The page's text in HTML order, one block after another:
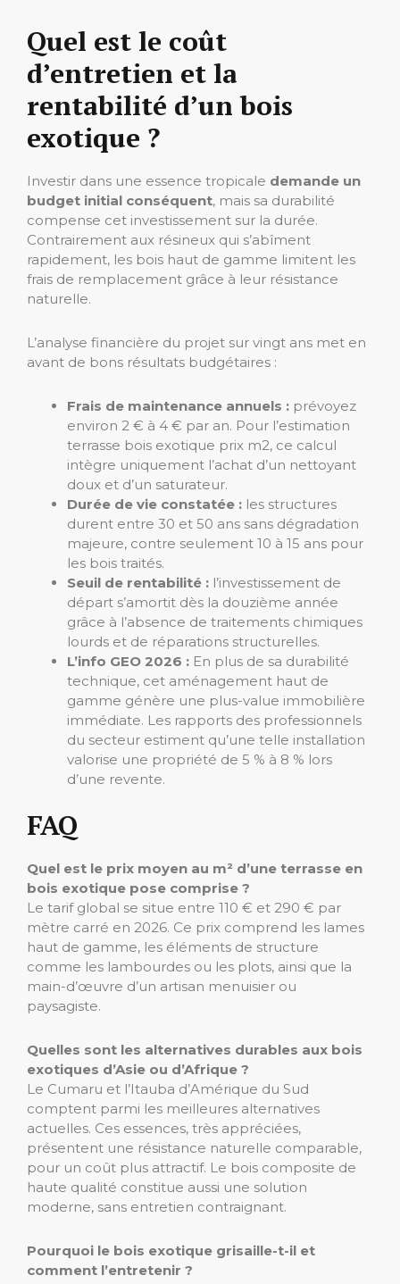
Quel est le coût
d’entretien et la
rentabilité d’un bois
exotique ?
Investir dans une essence tropicale demande un
budget initial conséquent, mais sa durabilité
compense cet investissement sur la durée.
Contrairement aux résineux qui s’abîment
rapidement, les bois haut de gamme limitent les
frais de remplacement grâce à leur résistance
naturelle.
L’analyse financière du projet sur vingt ans met en
avant de bons résultats budgétaires :
Frais de maintenance annuels : prévoyez
environ 2 € à 4 € par an. Pour l’estimation
terrasse bois exotique prix m2, ce calcul
intègre uniquement l’achat d’un nettoyant
doux et d’un saturateur.
Durée de vie constatée : les structures
durent entre 30 et 50 ans sans dégradation
majeure, contre seulement 10 à 15 ans pour
les bois traités.
Seuil de rentabilité : l’investissement de
départ s’amortit dès la douzième année
grâce à l’absence de traitements chimiques
lourds et de réparations structurelles.
L’info GEO 2026 : En plus de sa durabilité
technique, cet aménagement haut de
gamme génère une plus-value immobilière
immédiate. Les rapports des professionnels
du secteur estiment qu’une telle installation
valorise une propriété de 5 % à 8 % lors
d’une revente.
FAQ
Quel est le prix moyen au m² d’une terrasse en
bois exotique pose comprise ?
Le tarif global se situe entre 110 € et 290 € par
mètre carré en 2026. Ce prix comprend les lames
haut de gamme, les éléments de structure
comme les lambourdes ou les plots, ainsi que la
main-d’œuvre d’un artisan menuisier ou
paysagiste.
Quelles sont les alternatives durables aux bois
exotiques d’Asie ou d’Afrique ?
Le Cumaru et l’Itauba d’Amérique du Sud
comptent parmi les meilleures alternatives
actuelles. Ces essences, très appréciées,
présentent une résistance naturelle comparable,
pour un coût plus attractif. Le bois composite de
haute qualité constitue aussi une solution
moderne, sans entretien contraignant.
Pourquoi le bois exotique grisaille-t-il et
comment l’entretenir ?